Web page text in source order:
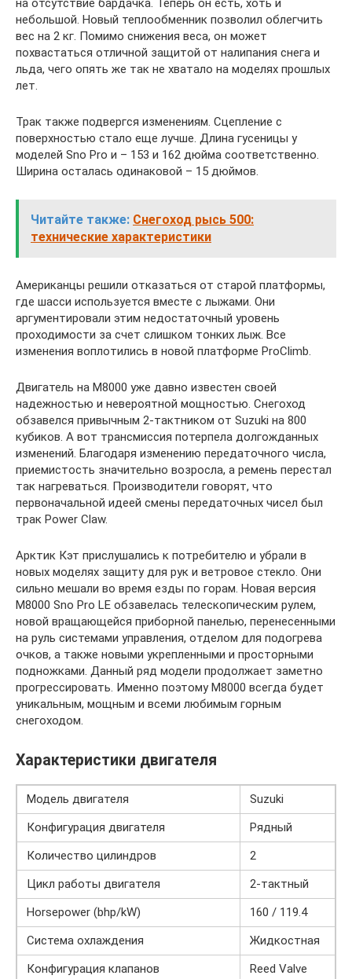
на отсутствие бардачка. Теперь он есть, хоть и
небольшой. Новый теплообменник позволил облегчить
вес на 2 кг. Помимо снижения веса, он может
похвастаться отличной защитой от налипания снега и
льда, чего опять же так не хватало на моделях прошлых
лет.
Трак также подвергся изменениям. Сцепление с
поверхностью стало еще лучше. Длина гусеницы у
моделей Sno Pro и – 153 и 162 дюйма соответственно.
Ширина осталась одинаковой – 15 дюймов.
Читайте также: Снегоход рысь 500:
технические характеристики
Американцы решили отказаться от старой платформы,
где шасси используется вместе с лыжами. Они
аргументировали этим недостаточный уровень
проходимости за счет слишком тонких лыж. Все
изменения воплотились в новой платформе ProClimb.
Двигатель на М8000 уже давно известен своей
надежностью и невероятной мощностью. Снегоход
обзавелся привычным 2-тактником от Suzuki на 800
кубиков. А вот трансмиссия потерпела долгожданных
изменений. Благодаря изменению передаточного числа,
приемистость значительно возросла, а ремень перестал
так нагреваться. Производители говорят, что
первоначальной идеей смены передаточных чисел был
трак Power Claw.
Арктик Кэт прислушались к потребителю и убрали в
новых моделях защиту для рук и ветровое стекло. Они
сильно мешали во время езды по горам. Новая версия
М8000 Sno Pro LE обзавелась телескопическим рулем,
новой вращающейся приборной панелью, перенесенными
на руль системами управления, отделом для подогрева
очков, а также новыми укрепленными и просторными
подножками. Данный ряд модели продолжает заметно
прогрессировать. Именно поэтому М8000 всегда будет
уникальным, мощным и всеми любимым горным
снегоходом.
Характеристики двигателя
Модель двигателя
Suzuki
Конфигурация двигателя
Рядный
Количество цилиндров
2
Цикл работы двигателя
2-тактный
Horsepower (bhp/kW)
160 / 119.4
Система охлаждения
Жидкостная
Конфигурация клапанов
Reed Valve